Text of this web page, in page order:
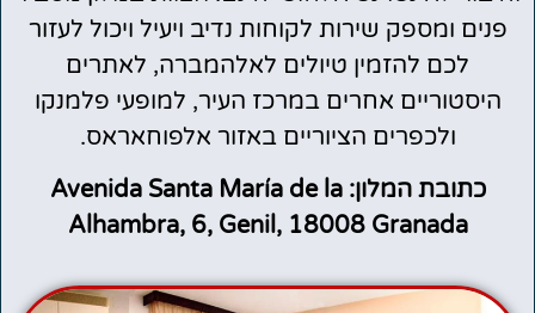
פנים ומספק שירות לקוחות נדיב ויעיל ויכול לעזור
לכם להזמין טיולים לאלהמברה, לאתרים
היסטוריים אחרים במרכז העיר, למופעי פלמנקו
ולכפרים הציוריים באזור אלפוחאראס.
כתובת המלון: Avenida Santa María de la
Alhambra, 6, Genil, 18008 Granada